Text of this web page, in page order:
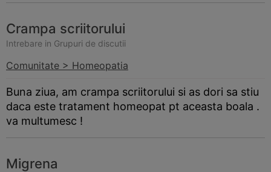
Crampa scriitorului
Intrebare in Grupuri de discutii
Comunitate > Homeopatia
Buna ziua, am crampa scriitorului si as dori sa stiu
daca este tratament homeopat pt aceasta boala .
va multumesc !
Migrena